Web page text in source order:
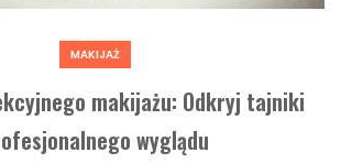
MAKIJAŻ
makijażu: Odkryj tajniki
wyglądu